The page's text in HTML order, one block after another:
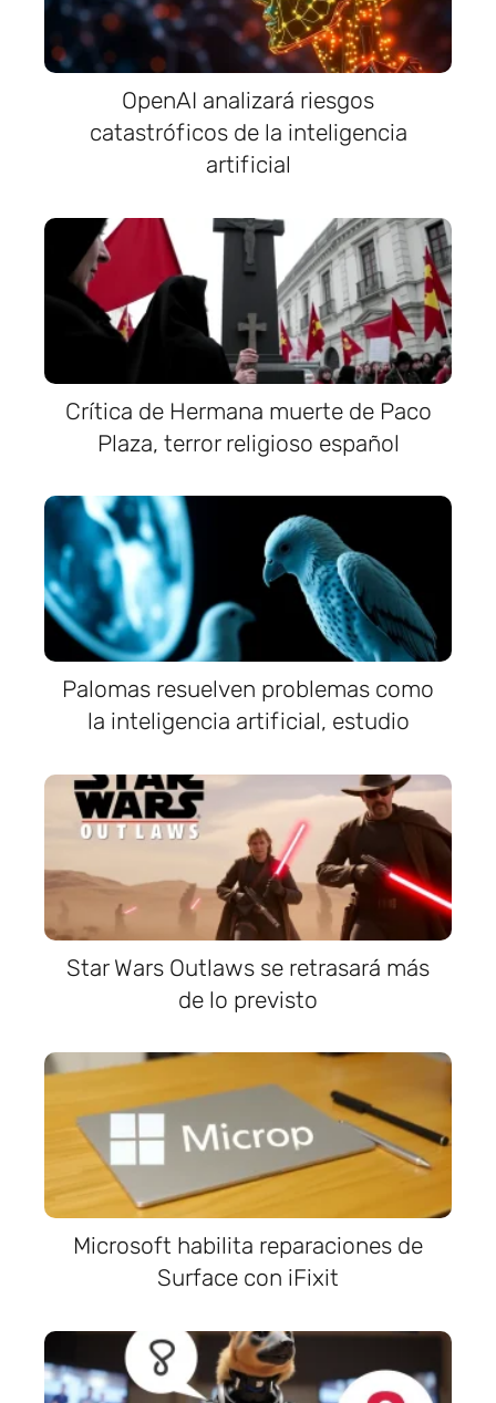
OpenAI analizará riesgos
catastróficos de la inteligencia
artificial
Crítica de Hermana muerte de Paco
Plaza, terror religioso español
Palomas resuelven problemas como
la inteligencia artificial, estudio
Star Wars Outlaws se retrasará más
de lo previsto
Microsoft habilita reparaciones de
Surface con iFixit